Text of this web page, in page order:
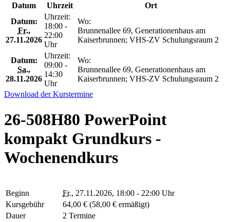
Datum
Uhrzeit
Ort
Datum:
Fr.,
27.11.2026
Uhrzeit:
18:00 -
22:00
Uhr
Wo:
Brunnenallee 69, Generationenhaus am
Kaiserbrunnen; VHS-ZV Schulungsraum 2
Datum:
Sa.,
28.11.2026
Uhrzeit:
09:00 -
14:30
Uhr
Wo:
Brunnenallee 69, Generationenhaus am
Kaiserbrunnen; VHS-ZV Schulungsraum 2
Download der Kurstermine
26-508H80 PowerPoint
kompakt Grundkurs -
Wochenendkurs
Beginn Fr., 27.11.2026, 18:00 - 22:00 Uhr
Kursgebühr
64,00 € (58,00 € ermäßigt)
Dauer
2 Termine